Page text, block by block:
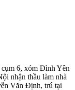
6, xóm Đình Yên
nhận thầu làm nhà
Văn Định, trú tại